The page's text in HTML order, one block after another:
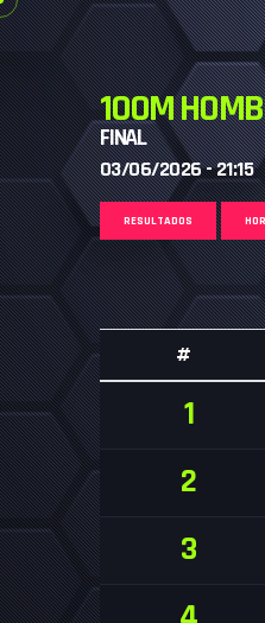
100M
FINAL
03/06/2026 - 21:15
RESULTADOS
#
1
2
3